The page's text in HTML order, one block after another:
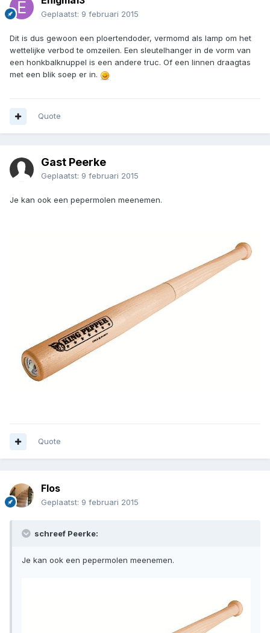
Geplaatst: 9 februari 2015
Dit is dus gewoon een ploertendoder, vermomd als lamp om het
wettelijke verbod te omzeilen. Een sleutelhanger in de vorm van
een honkbalknuppel is een andere truc. Of een linnen draagtas
met een blik soep er in.
Quote
Gast Peerke
Geplaatst: 9 februari 2015
Je kan ook een pepermolen meenemen.
Quote
Flos
Geplaatst: 9 februari 2015
schreef Peerke:
Je kan ook een pepermolen meenemen.